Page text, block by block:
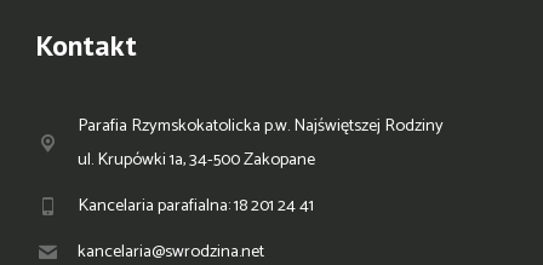
Kontakt
Parafia Rzymskokatolicka p.w. Najświętszej Rodziny
ul. Krupówki 1a, 34-500 Zakopane
Kancelaria parafialna: 18 201 24 41
kancelaria@swrodzina.net